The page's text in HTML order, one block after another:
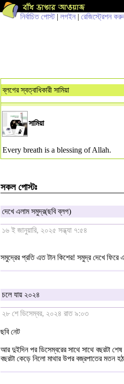
নির্বাচিত পোস্ট| লগইন | রেজিস্ট্রেশন
ব্লগের স্বত্বাধিকারী সামিয়া
সামিয়া
Every breath is a blessing of Allah.
সকল পোস্টঃ
দেখে এলাম সমুদ্র(ছবি ব্লগ)
১৬ ই জানুয়ারি, ২০২৫ সন্ধ্যা ৭:৫৪
সমুদ্রের প্রতি এত টান কিশের! সমুদ্র দেখে ফিরে
চলে যায় ২০২৪
২৮ শে ডিসেম্বর, ২০২৪ রাত ৯:০৩
ছবি নেট
আর দুইদিন পর ডিসেম্বরের সাথে সাথে বছরটা
বছরটা কেড়ে নিলো মাথার উপর বজ্রপাতের মতন